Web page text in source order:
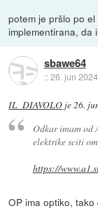
potem je pršlo po
implementirana, da
sbawe64
::26. jun
IL_DIAVOLO je26.
Odkar imam od
elektrike sciti
https://
OP ima optiko,